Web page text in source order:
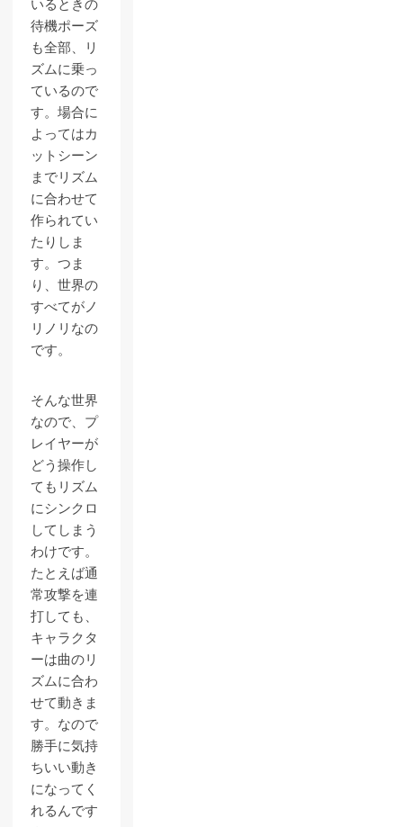
いるときの
待機ポーズ
も全部、リ
ズムに乗っ
ているので
す。場合に
よってはカ
ットシーン
までリズム
に合わせて
作られてい
たりしま
す。つま
り、世界の
すべてがノ
リノリなの
です。
そんな世界
なので、プ
レイヤーが
どう操作し
てもリズム
にシンクロ
してしまう
わけです。
たとえば通
常攻撃を連
打しても、
キャラクタ
ーは曲のリ
ズムに合わ
せて動きま
す。なので
勝手に気持
ちいい動き
になってく
れるんです